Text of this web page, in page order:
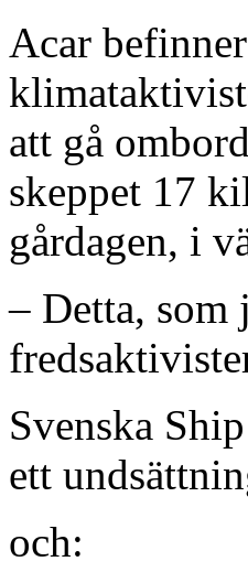
Acar
att gå
skeppet 17
gårdagen, i
– Detta, som
Svenska
ett
och: